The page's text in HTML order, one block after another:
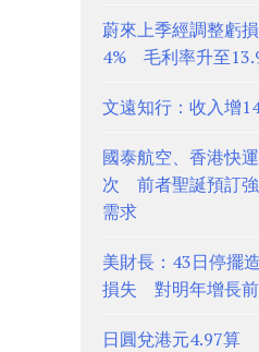
蔚來上季經調整虧
4% 毛利率升至
文遠知行：收入增
國泰航空、香港快
次 前者聖誕預訂
需求
美財長：43日停擺
損失 對明年增長
日圓兌港元4.97算